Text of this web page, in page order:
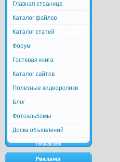
Главная страница
Каталог файлов
Каталог статей
Форум
Гостевая книга
Каталог сайтов
Полезные видеоролики
Блог
Фотоальбомы
Доска объявлений
ForuCoz.com
Реклама